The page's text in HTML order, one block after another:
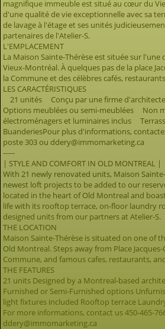
magnifique immeuble est situé au cœur du
d'une qualité de vie exceptionnelle avec sa
de lavage à l'étage et ses unités
partenaires de l'Atelier-S.
L'EMPLACEMENT
La Maison Sainte-Thérèse est située sur l'une
Vieux-Montréal. À quelques pas de la place
la Commune et des célèbres cafés,
LES CARACTÉRISTIQUES
21 unités Conçu par une firme
Options meublées ou semi-meublées Non
électroménagers et luminaires inclus
BuanderiesPour plus d'informations,
poste 303 ou ddery@immomarketing.ca
-----
| STYLE AND COMFORT IN OLD MONTREAL |
With 21 newly renovated units, Maison
newest loft projects to be added to our
located in the heart of Old Montreal and
life with its rooftop terrace, on-floor laundry
designed units from our partners at Atelier-S.
THE LOCATION
Maison Sainte-Thérèse is situated on one of
Old Montreal. Steps away from Place
Commune, and famous cafes, restaurants,
THE FEATURES
21 units Designed by a Montreal-based
Furnished or Semi-Furnished options
light fixtures included Rooftop terrace
For more informations, contact us 450-465-
ddery@immomarketing.ca